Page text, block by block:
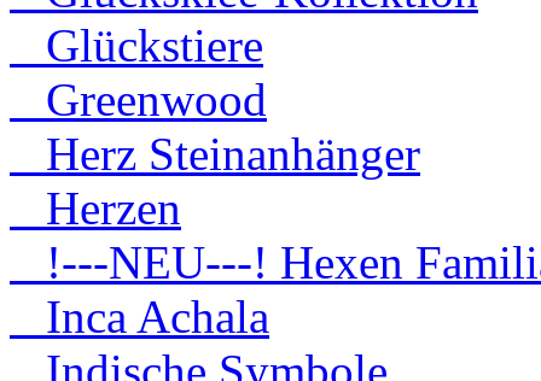
Glückstiere
Greenwood
Herz Steinanhänger
Herzen
!---NEU---! Hexen
Inca Achala